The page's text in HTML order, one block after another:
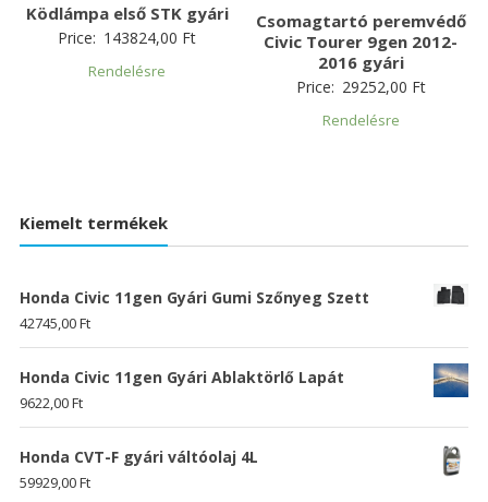
Ködlámpa első STK gyári
Price: 143824,00 Ft
Rendelésre
Csomagtartó peremvédő
Civic Tourer 9gen 2012-
2016 gyári
Price: 29252,00 Ft
Rendelésre
Kiemelt termékek
Honda Civic 11gen Gyári Gumi Szőnyeg Szett
42745,00Ft
Honda Civic 11gen Gyári Ablaktörlő Lapát
9622,00Ft
Honda CVT-F gyári váltóolaj 4L
59929,00Ft